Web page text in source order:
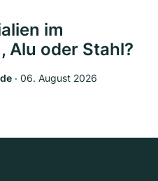
im
Alu oder Stahl?
‧ 06. August 2026